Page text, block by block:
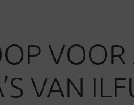
VOOR
VAN